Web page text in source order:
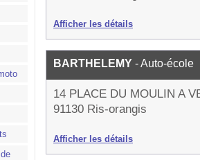
Afficher les détails
BARTHELEMY - Auto-école
14 PLACE DU MOULIN A
91130 Ris-orangis
Afficher les détails